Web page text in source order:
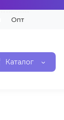
Опт
Каталог